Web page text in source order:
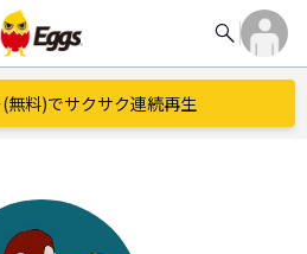
search
無料)でサクサク連続再生